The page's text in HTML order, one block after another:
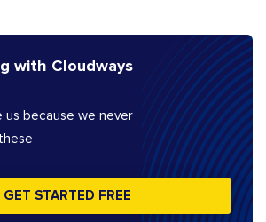
with Cloudways
us because we never
GET STARTED FREE